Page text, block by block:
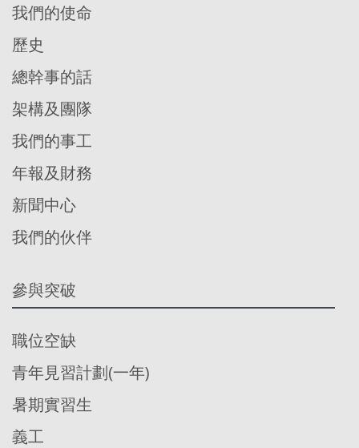
我們的使命
歷史
總幹事的話
架構及團隊
我們的事工
年報及財務
新聞中心
我們的伙伴
參與突破
職位空缺
青年見習計劃(一年)
暑期實習生
義工